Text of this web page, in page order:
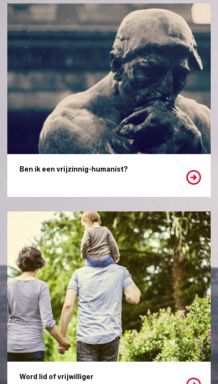
Ben ik een vrijzinnig-humanist?
Word lid of vrijwilliger